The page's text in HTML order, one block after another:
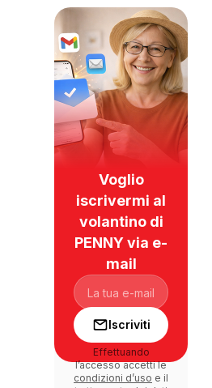
Voglio
iscrivermi al
volantino di
PENNY via e-
mail
Iscriviti
Effettuando
l’accesso accetti le
condizioni d’uso e il